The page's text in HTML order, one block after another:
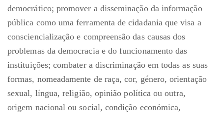
democrático; promover a disseminação da informação
pública como uma ferramenta de cidadania que visa a
consciencialização e compreensão das causas dos
problemas da democracia e do funcionamento das
instituições; combater a discriminação em todas as suas
formas, nomeadamente de raça, cor, género, orientação
sexual, língua, religião, opinião política ou outra,
origem nacional ou social, condição económica,